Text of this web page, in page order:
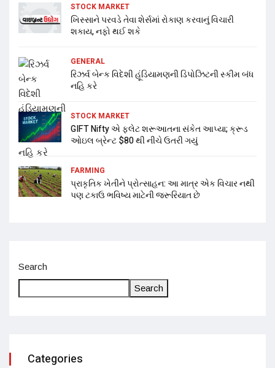
STOCK MARKET
ખિસ્સાને પરવડે તેવા શેર્સમાં રોકાણ કરવાનું વિચારી
શકાય, નફો થઈ શકે
GENERAL
રિઝર્વ બેન્ક વિદેશી હૂંડિયામણની ડિપોઝિટની સ્કીમ બંધ
નહિ કરે
STOCK MARKET
GIFT Nifty એ ફ્લેટ શરૂઆતના સંકેત આપ્યા; ક્રૂડ
ઓઇલ બ્રેન્ટ $80 થી નીચે ઉતરી ગયું
FARMING
પ્રાકૃતિક ખેતીને પ્રોત્સાહન: આ માત્ર એક વિચાર નથી
પણ ટકાઉ ભવિષ્ય માટેની જરૂરિયાત છે
Search
Search
Categories